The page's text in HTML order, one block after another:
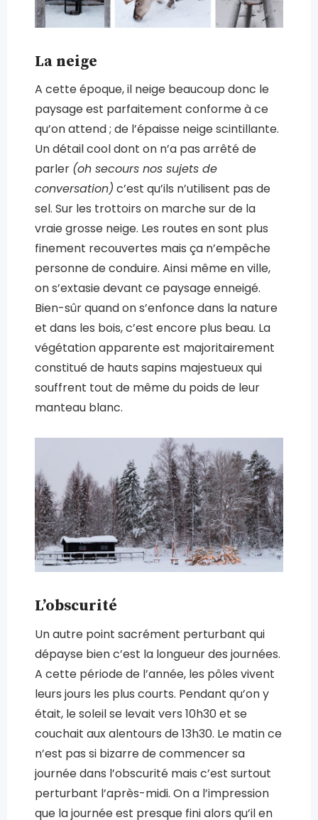
La neige
A cette époque, il neige beaucoup donc le
paysage est parfaitement conforme à ce
qu’on attend ; de l’épaisse neige scintillante.
Un détail cool dont on n’a pas arrêté de
parler (oh secours nos sujets de
conversation) c’est qu’ils n’utilisent pas de
sel. Sur les trottoirs on marche sur de la
vraie grosse neige. Les routes en sont plus
finement recouvertes mais ça n’empêche
personne de conduire. Ainsi même en ville,
on s’extasie devant ce paysage enneigé.
Bien-sûr quand on s’enfonce dans la nature
et dans les bois, c’est encore plus beau. La
végétation apparente est majoritairement
constitué de hauts sapins majestueux qui
souffrent tout de même du poids de leur
manteau blanc.
L’obscurité
Un autre point sacrément perturbant qui
dépayse bien c’est la longueur des journées.
A cette période de l’année, les pôles vivent
leurs jours les plus courts. Pendant qu’on y
était, le soleil se levait vers 10h30 et se
couchait aux alentours de 13h30. Le matin ce
n’est pas si bizarre de commencer sa
journée dans l’obscurité mais c’est surtout
perturbant l’après-midi. On a l’impression
que la journée est presque fini alors qu’il en